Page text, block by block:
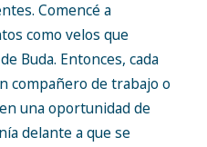
Comencé a
como velos que
Buda. Entonces, cada
compañero de trabajo o
una oportunidad de
delante a que se